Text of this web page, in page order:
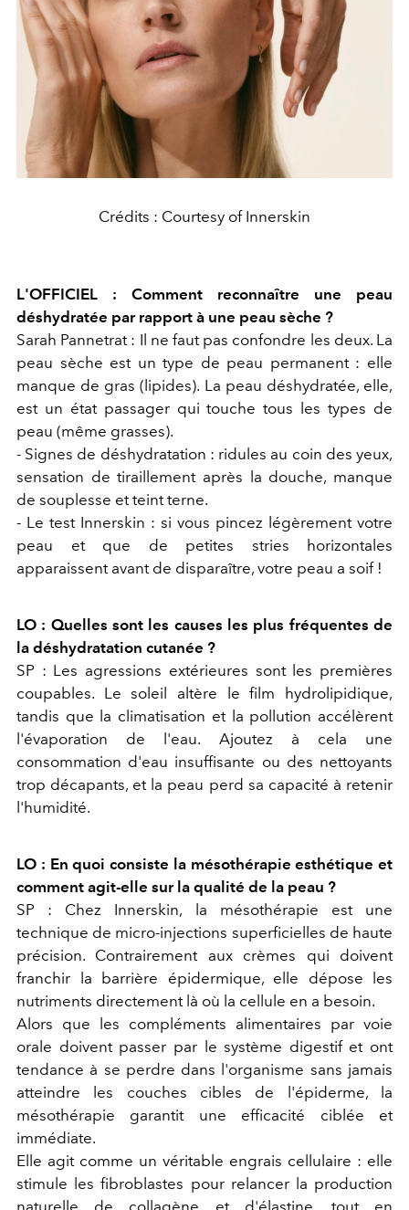
Crédits : Courtesy of Innerskin
L'OFFICIEL : Comment reconnaître une peau
déshydratée par rapport à une peau sèche ?
Sarah Pannetrat : Il ne faut pas confondre les deux. La
peau sèche est untype de peau permanent : elle
manque de gras (lipides). La peau déshydratée, elle,
est un étatpassager qui touche tous les types de
peau (même grasses).
- Signes de déshydratation : ridules au coin des yeux,
sensation de tiraillement après la douche, manque
de souplesse et teint terne.
- Le test Innerskin : si vous pincez légèrement votre
peau et que de petites stries horizontales
apparaissent avant de disparaître, votre peau a soif !
LO : Quelles sont les causes les plus fréquentes de
la déshydratation cutanée ?
SP : Les agressions extérieures sont les premières
coupables. Le soleil altère le film hydrolipidique,
tandis que la climatisation et la pollution accélèrent
l'évaporation de l'eau. Ajoutez à cela une
consommation d'eau insuffisante ou des nettoyants
trop décapants, et la peau perd sa capacité à retenir
l'humidité.
LO : En quoi consiste la mésothérapie esthétique et
comment agit-elle sur la qualité de la peau ?
SP : Chez Innerskin, la mésothérapie est une
technique de micro-injections superficielles de haute
précision. Contrairement aux crèmes qui doivent
franchir la barrière épidermique, elle dépose les
nutriments directement là où la cellule en a besoin.
Alors que les compléments alimentaires par voie
orale doivent passer par le système digestif et ont
tendance à se perdre dans l'organisme sans jamais
atteindre les couches cibles de l'épiderme, la
mésothérapie garantit une efficacité ciblée et
immédiate.
Elle agit comme un véritable engrais cellulaire : elle
stimule les fibroblastes pour relancer la production
naturelle de collagène et d'élastine, tout en